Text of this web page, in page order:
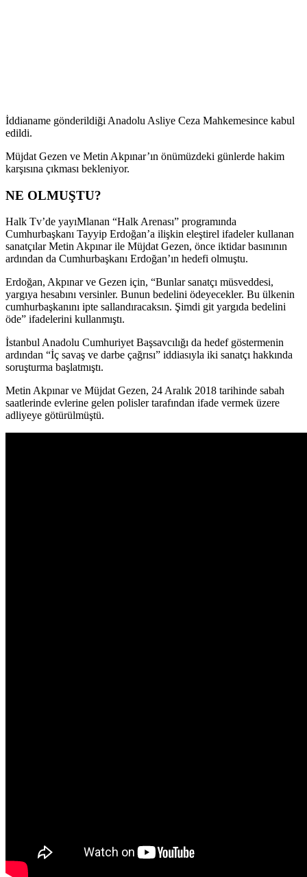
İddianame gönderildiği Anadolu Asliye Ceza Mahkemesince kabul
edildi.
Müjdat Gezen ve Metin Akpınar’ın önümüzdeki günlerde hakim
karşısına çıkması bekleniyor.
NE OLMUŞTU?
Halk Tv’de yayıMlanan “Halk Arenası” programında
Cumhurbaşkanı Tayyip Erdoğan’a ilişkin eleştirel ifadeler kullanan
sanatçılar Metin Akpınar ile Müjdat Gezen, önce iktidar basınının
ardından da Cumhurbaşkanı Erdoğan’ın hedefi olmuştu.
Erdoğan, Akpınar ve Gezen için, “Bunlar sanatçı müsveddesi,
yargıya hesabını versinler. Bunun bedelini ödeyecekler. Bu ülkenin
cumhurbaşkanını ipte sallandıracaksın. Şimdi git yargıda bedelini
öde” ifadelerini kullanmıştı.
İstanbul Anadolu Cumhuriyet Başsavcılığı da hedef göstermenin
ardından “İç savaş ve darbe çağrısı” iddiasıyla iki sanatçı hakkında
soruşturma başlatmıştı.
Metin Akpınar ve Müjdat Gezen, 24 Aralık 2018 tarihinde sabah
saatlerinde evlerine gelen polisler tarafından ifade vermek üzere
adliyeye götürülmüştü.